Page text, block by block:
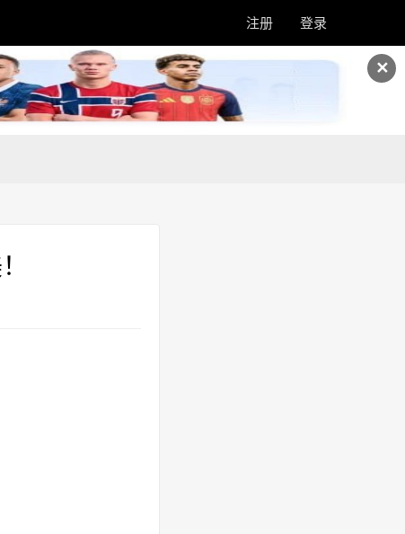
✕
注册 登录